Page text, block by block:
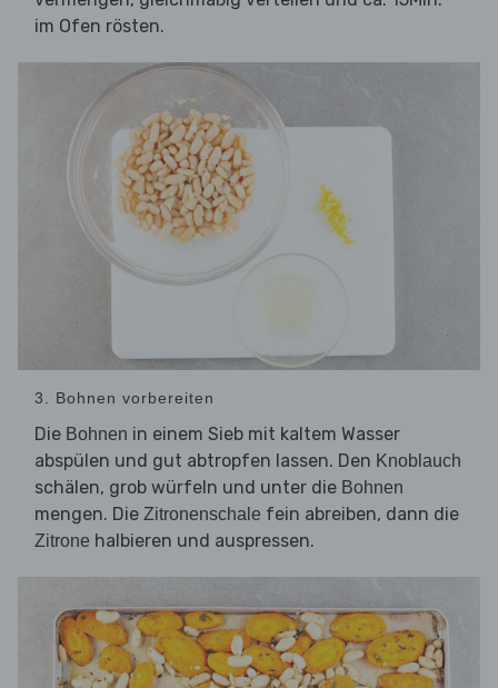
im Ofen rösten.
3. Bohnen vorbereiten
Die Bohnen in einem Sieb mit kaltem Wasser
abspülen und gut abtropfen lassen. Den Knoblauch
schälen, grob würfeln und unter die Bohnen
mengen. Die Zitronenschale fein abreiben, dann die
Zitrone halbieren und auspressen.